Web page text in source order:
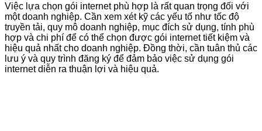
Việc lựa chọn gói internet phù hợp là rất quan trọng đối với
một doanh nghiệp. Cần xem xét kỹ các yếu tố như tốc độ
truyền tải, quy mô doanh nghiệp, mục đích sử dụng, tính phù
hợp và chi phí để có thể chọn được gói internet tiết kiệm và
hiệu quả nhất cho doanh nghiệp. Đồng thời, cần tuân thủ các
lưu ý và quy trình đăng ký để đảm bảo việc sử dụng gói
internet diễn ra thuận lợi và hiệu quả.